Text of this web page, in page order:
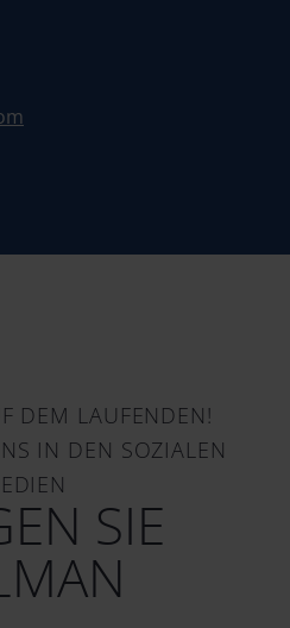
DEM LAUFENDEN!
IN DEN SOZIALEN
SIE